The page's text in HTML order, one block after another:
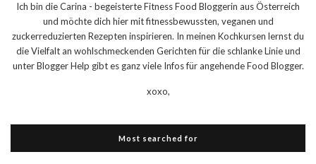
Ich bin die Carina - begeisterte Fitness Food Bloggerin aus Österreich
und möchte dich hier mit fitnessbewussten, veganen und
zuckerreduzierten Rezepten inspirieren. In meinen Kochkursen lernst du
die Vielfalt an wohlschmeckenden Gerichten für die schlanke Linie und
unter Blogger Help gibt es ganz viele Infos für angehende Food Blogger.
xoxo,
Most searched for